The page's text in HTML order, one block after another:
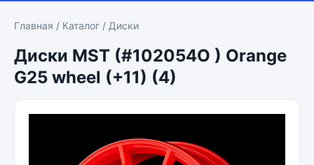
Главная / Каталог / Диски
Диски MST (#102054O ) Orange
G25 wheel (+11) (4)